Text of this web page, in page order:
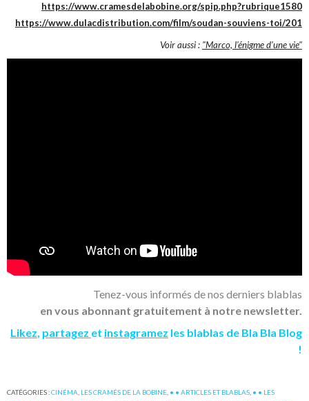
https://www.cramesdelabobine.org/spip.php?rubrique1580
https://www.dulacdistribution.com/film/soudan-souviens-toi/201
Voir aussi : "Marco, l’énigme d’une vie"
Tenez-vous informés de nos derniers blablas
en vous abonnant gratuitement à notre newsletter.
Likez partagez et instagramez les blablas de Bla Bla Blog
!
CATÉGORIES :CINÉMA LES CRAMÉS DE LA BOBINE • • ARTICLES ET BLABLAS • • LES